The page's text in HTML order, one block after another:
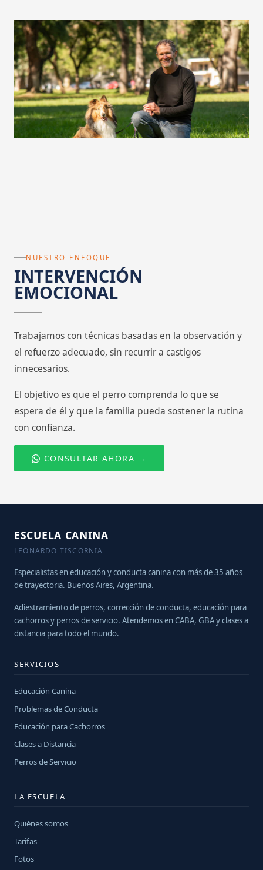
NUESTRO ENFOQUE
INTERVENCIÓN
EMOCIONAL
Trabajamos con técnicas basadas en la observación y
el refuerzo adecuado, sin recurrir a castigos
innecesarios.
El objetivo es que el perro comprenda lo que se
espera de él y que la familia pueda sostener la rutina
con confianza.
CONSULTAR AHORA →
ESCUELA CANINA
LEONARDO TISCORNIA
Especialistas en educación y conducta canina con más de 35 años
de trayectoria. Buenos Aires, Argentina.
Adiestramiento de perros, corrección de conducta, educación para
cachorros y perros de servicio. Atendemos en CABA, GBA y clases a
distancia para todo el mundo.
SERVICIOS
Educación Canina
Problemas de Conducta
Educación para Cachorros
Clases a Distancia
Perros de Servicio
LA ESCUELA
Quiénes somos
Tarifas
Fotos